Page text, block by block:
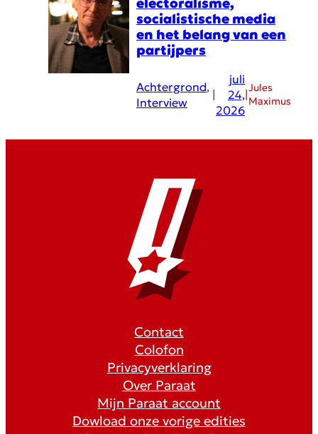
socialistische media
en het belang van een
partijpers
Achtergrond
Interview
juli
24,
2026
Jules
Maximus
Contact
Colofon
Privacyverklaring
Over Paraat
Mijn Paraat account
Dowload onze vorige edities